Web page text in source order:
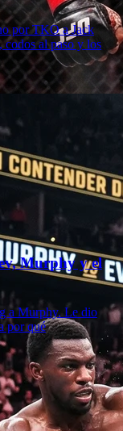
por TKO a Jack
al paso y los
Murphy y el
a Murphy. Le dio
por qué